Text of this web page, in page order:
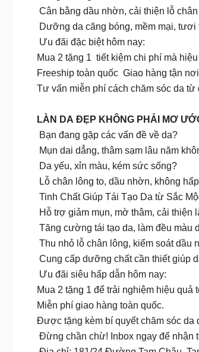
Cân bằng dầu nhờn, cải thiện lỗ
Dưỡng da căng bóng, mềm mại, tươi
Ưu đãi đặc biệt hôm nay:
Mua 2 tặng 1 tiết kiệm chi phí mà
Freeship toàn quốc Giao hàng tận
Tư vấn miễn phí cách chăm sóc da
LÀN DA ĐẸP KHÔNG PHẢI MƠ
Bạn đang gặp các vấn đề về da?
Mụn dai dẳng, thâm sạm lâu năm
Da yếu, xỉn màu, kém sức sống?
Lỗ chân lông to, dầu nhờn, không
Tinh Chất Giúp Tái Tạo Da từ Sắc
Hỗ trợ giảm mụn, mờ thâm, cải thiện
Tăng cường tái tạo da, làm đều màu
Thu nhỏ lỗ chân lông, kiểm soát dầu
Cung cấp dưỡng chất cần thiết giúp
Ưu đãi siêu hấp dẫn hôm nay:
Mua 2 tặng 1 để trải nghiệm hiệu quả
Miễn phí giao hàng toàn quốc.
Được tặng kèm bí quyết chăm sóc da
Đừng chần chừ! Inbox ngay để nhận